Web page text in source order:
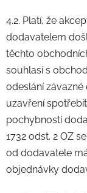
4.2. Platí, že
dodavatelem
těchto
souhlasí s
odeslání
uzavření
pochybností
1732 odst. 2 OZ
od dodavatele
objednávky